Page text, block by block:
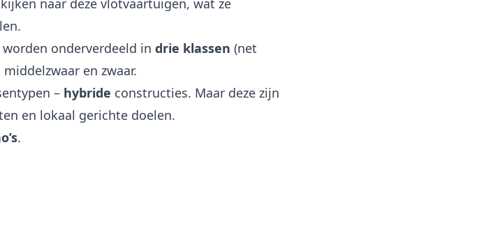
naar deze vlotvaartuigen, wat ze
onderverdeeld in drie klassen (net
en zwaar.
– hybride constructies. Maar deze zijn
en lokaal gerichte doelen.
.